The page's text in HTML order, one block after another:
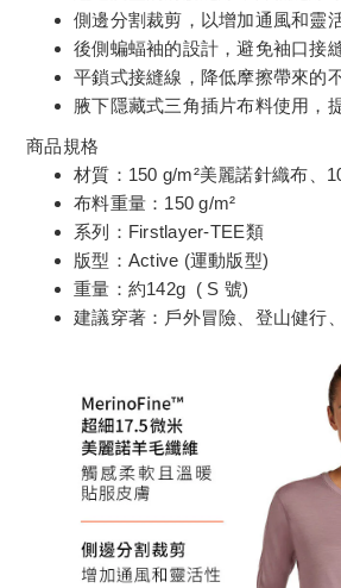
側邊分割裁剪，以增加通風和靈
後側蝙蝠袖的設計，避免袖口接
平鎖式接縫線，降低摩擦帶來的
腋下隱藏式三角插片布料使用，
商品規格
材質：150 g/m²美麗諾針織布、
布料重量：150 g/m²
系列：Firstlayer-TEE類
版型：Active (運動版型)
重量：約142g ( S 號)
建議穿著：戶外冒險、登山健行